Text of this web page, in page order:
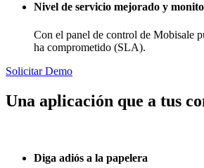
Nivel de servicio mejorado y
Con el panel de control de Mobisale
ha comprometido (SLA).
Solicitar Demo
Una aplicación que a tus
Diga adiós a la papelera